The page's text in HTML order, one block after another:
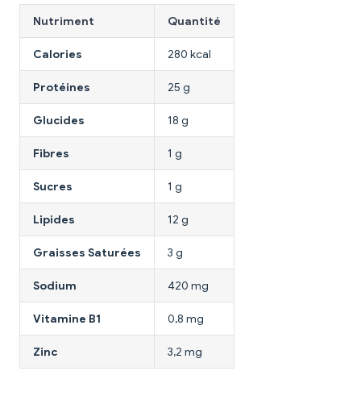
Nutriment Quantité
Calories 280 kcal
Protéines 25 g
Glucides 18 g
Fibres 1 g
Sucres 1 g
Lipides 12 g
Graisses Saturées 3 g
Sodium 420 mg
Vitamine B1 0,8 mg
Zinc 3,2 mg